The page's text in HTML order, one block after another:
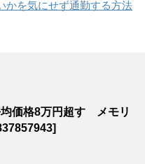
かを気にせず通勤する方法
均価格8万円超す メモリ